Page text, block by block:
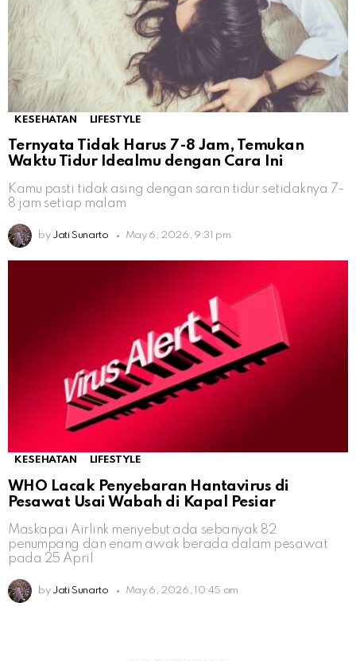
KESEHATAN LIFESTYLE
Ternyata Tidak Harus 7-8 Jam, Temukan
Waktu Tidur Idealmu dengan Cara Ini
Kamu pasti tidak asing dengan saran tidur setidaknya 7-
8 jam setiap malam
by Jati Sunarto May 6, 2026, 9:31 pm
KESEHATAN LIFESTYLE
WHO Lacak Penyebaran Hantavirus di
Pesawat Usai Wabah di Kapal Pesiar
Maskapai Airlink menyebut ada sebanyak 82
penumpang dan enam awak berada dalam pesawat
pada 25 April
by Jati Sunarto May 6, 2026, 10:45 am